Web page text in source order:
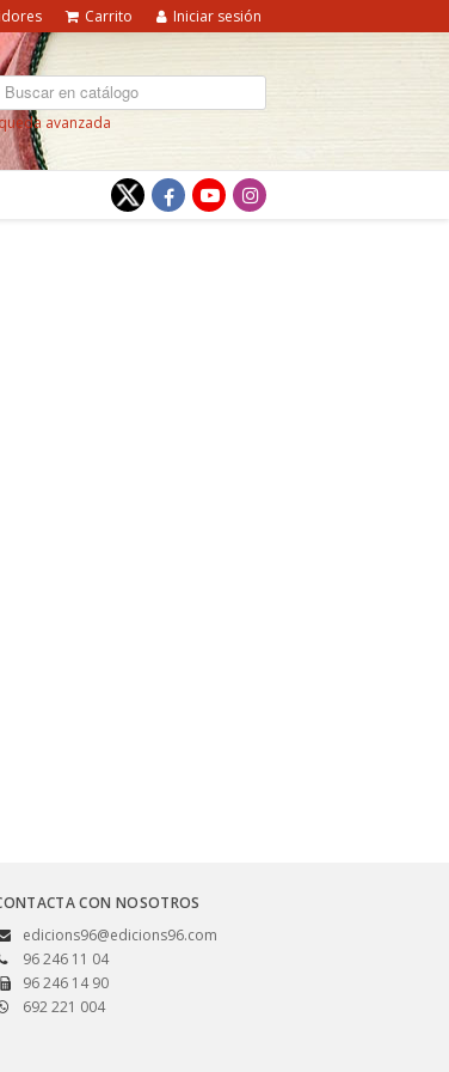
Carrito Iniciar sesión
avanzada
CON NOSOTROS
edicions96@edicions96.com
96 246 11 04
96 246 14 90
692 221 004